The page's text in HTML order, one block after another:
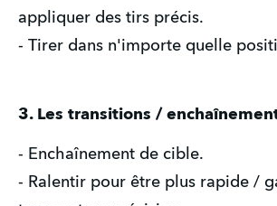
appliquer des tirs précis.
- Tirer dans n'importe quelle
3. Les transitions /
- Enchaînement de cible.
- Ralentir pour être plus rapide /